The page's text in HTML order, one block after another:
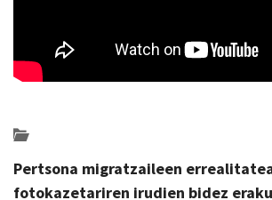
Pertsona migratzaileen
fotokazetariren irudien bidez